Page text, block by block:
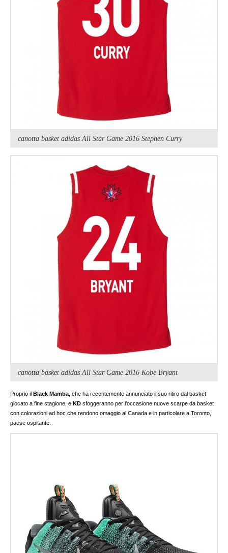
canotta basket adidas All Star Game 2016 Stephen Curry
canotta basket adidas All Star Game 2016 Kobe Bryant
Proprio il Black Mamba , che ha recentemente annunciato il suo ritiro dal basket
giocato a fine stagione, eKD sfoggeranno per l’occasione nuove scarpe da basket
con colorazioni ad hoc che rendono omaggio al Canada e in particolare a Toronto,
paese ospitante.